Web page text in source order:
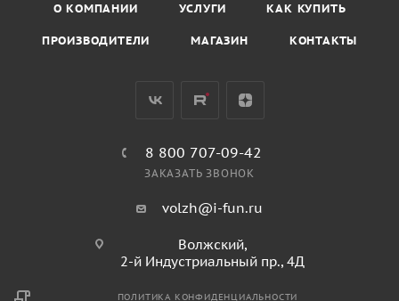
О КОМПАНИИ УСЛУГИ КАК КУПИТЬ
ПРОИЗВОДИТЕЛИ МАГАЗИН КОНТАКТЫ
8 800 707-09-42
ЗАКАЗАТЬ ЗВОНОК
volzh@i-fun.ru
Волжский,
2-й Индустриальный пр., 4Д
ПОЛИТИКА КОНФИДЕНЦИАЛЬНОСТИ